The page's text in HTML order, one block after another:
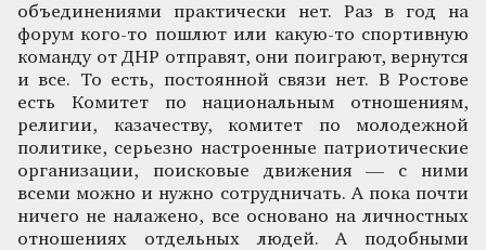
объединениями практически нет. Раз в год на
форум кого-то пошлют или какую-то спортивную
команду от ДНР отправят, они поиграют, вернутся
и все. То есть, постоянной связи нет. В Ростове
есть Комитет по национальным отношениям,
религии, казачеству, комитет по молодежной
политике, серьезно настроенные патриотические
организации, поисковые движения — с ними
всеми можно и нужно сотрудничать. А пока почти
ничего не налажено, все основано на личностных
отношениях отдельных людей. А подобными